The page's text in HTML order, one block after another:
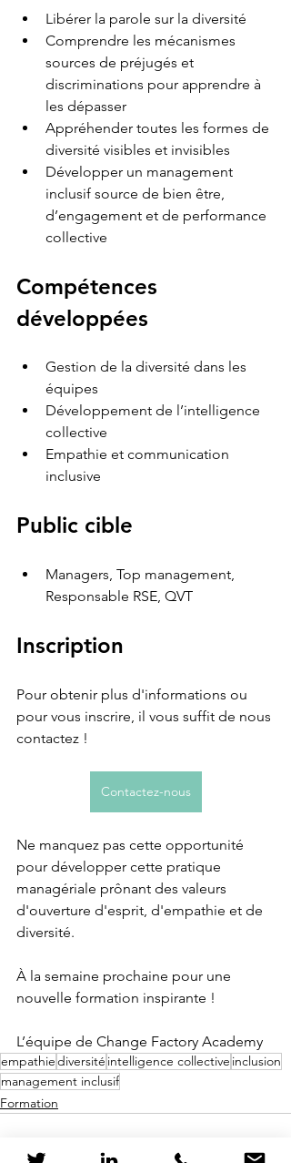
Libérer la parole sur la diversité
Comprendre les mécanismes
sources de préjugés et
discriminations pour apprendre à
les dépasser
Appréhender toutes les formes de
diversité visibles et invisibles
Développer un management
inclusif source de bien être,
d’engagement et de performance
collective
Compétences
développées
Gestion de la diversité dans les
équipes
Développement de l’intelligence
collective
Empathie et communication
inclusive
Public cible
Managers, Top management,
Responsable RSE, QVT
Inscription
Pour obtenir plus d'informations ou
pour vous inscrire, il vous suffit de nous
contactez !
Contactez-nous
Ne manquez pas cette opportunité
pour développer cette pratique
managériale prônant des valeurs
d'ouverture d'esprit, d'empathie et de
diversité.
À la semaine prochaine pour une
nouvelle formation inspirante !
L’équipe de Change Factory Academy
empathiediversité intelligence collective inclusion
management inclusif
Formation